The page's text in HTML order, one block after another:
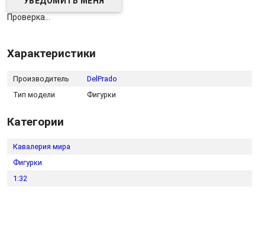
Проверка...
Характеристики
Производитель
DelPrado
Тип модели
Фигурки
Категории
Кавалерия мира
Фигурки
1:32